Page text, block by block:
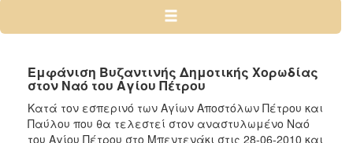
2024
2022
2021
2020
Εμφάνιση Βυζαντινής Δημοτικής Χορωδίας
στον Ναό του Αγίου Πέτρου
Κατά τον εσπερινό των Αγίων Αποστόλων Πέτρου και
Παύλου που θα τελεστεί στον αναστυλωμένο Ναό
του Αγίου Πέτρου στο Μπεντενάκι στις 28-06-2010 και